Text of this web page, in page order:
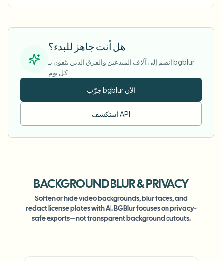
هل أنت جاهز للبدء؟
انضم إلى آلاف المبدعين والفرق الذين يثقون بـ bgblur
جرّب bgblur الآن
استكشف API
BACKGROUND BLUR& PRIVACY
Soften or hide video backgrounds, blur faces, and
redact license plates with AI. BGBlur focuses on privacy-
safe exports—not transparent background cutouts.